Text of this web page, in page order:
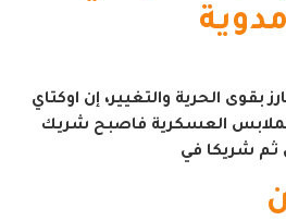
بقوى الحرية والتغيير، إن اوكتاي
العسكرية فاصبح شريك
ثم شريكا في